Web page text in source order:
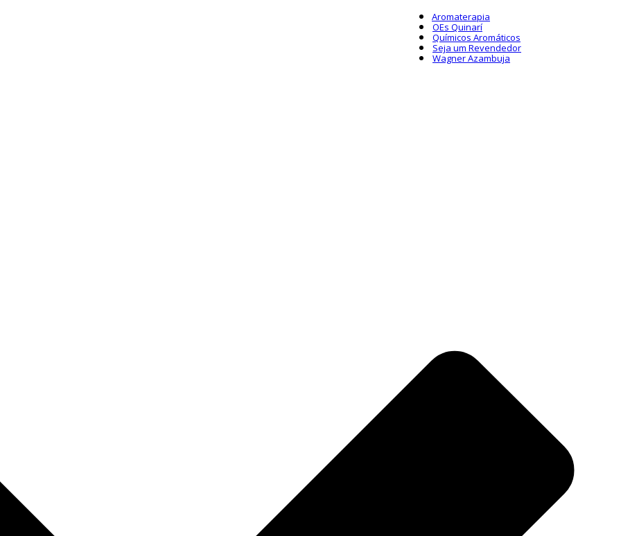
Aromaterapia
OEs Quinarí
Químicos Aromáticos
Seja um Revendedor
Wagner Azambuja